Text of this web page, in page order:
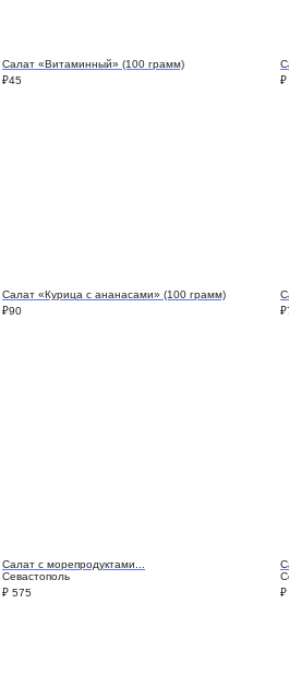
Салат «Витаминный» (100 грамм)
₽45
₽
Салат «Курица с ананасами» (100 грамм)
₽90
₽
Салат с морепродуктами...
Севастополь
₽ 575
₽